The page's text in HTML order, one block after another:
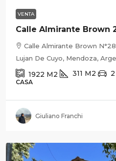
VENTA
Calle Almirante Brown
Calle Almirante Brown
Lujan De Cuyo, Mendoza,
1922 M2 311 M2 2
CASA
Giuliano Franchi